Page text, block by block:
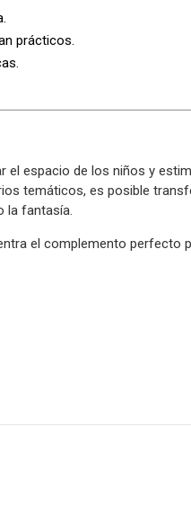
prácticos.
espacio de los niños y
temáticos, es posible
la fantasía.
el complemento perfecto